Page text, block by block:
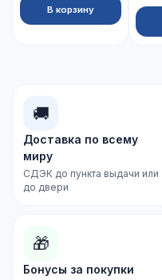
В корзину
🚚
Доставка по всему
миру
СДЭК до пункта выдачи или
до двери
🎁
Бонусы за покупки